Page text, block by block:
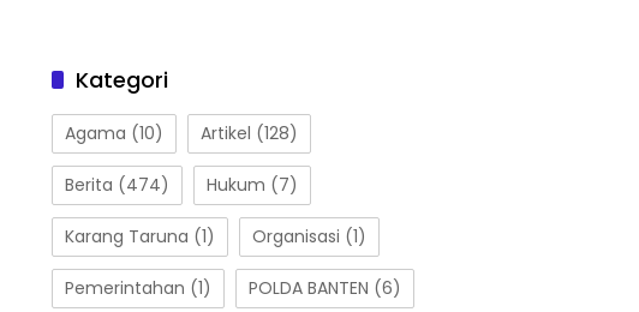
Kategori
Agama (10) Artikel (128)
Berita (474) Hukum (7)
Karang Taruna (1) Organisasi (1)
Pemerintahan (1) POLDA BANTEN (6)